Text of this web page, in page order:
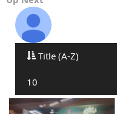
Title (A-Z)
10